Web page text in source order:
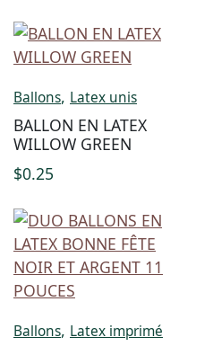
Ballons, Latex unis
BALLON EN LATEX
WILLOW GREEN
$0.25
Ballons, Latex imprimé